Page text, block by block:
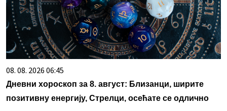
08. 08. 2026 06:45
Дневни хороскоп за 8. август: Близанци, ширите
позитивну енергију, Стрелци, осећате се одлично